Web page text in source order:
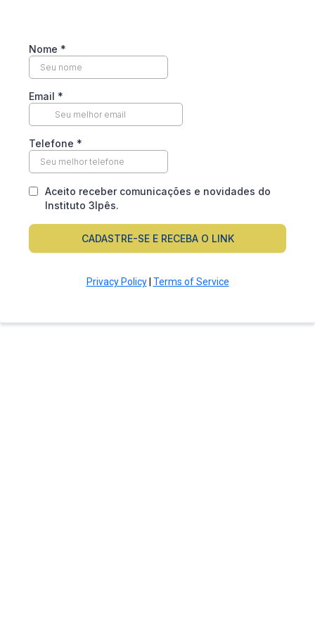
Nome *
Email *
Telefone *
Aceito receber comunicações e novidades do
Instituto 3Ipês.
CADASTRE-SE E RECEBA O LINK
Privacy Policy| Terms of Service